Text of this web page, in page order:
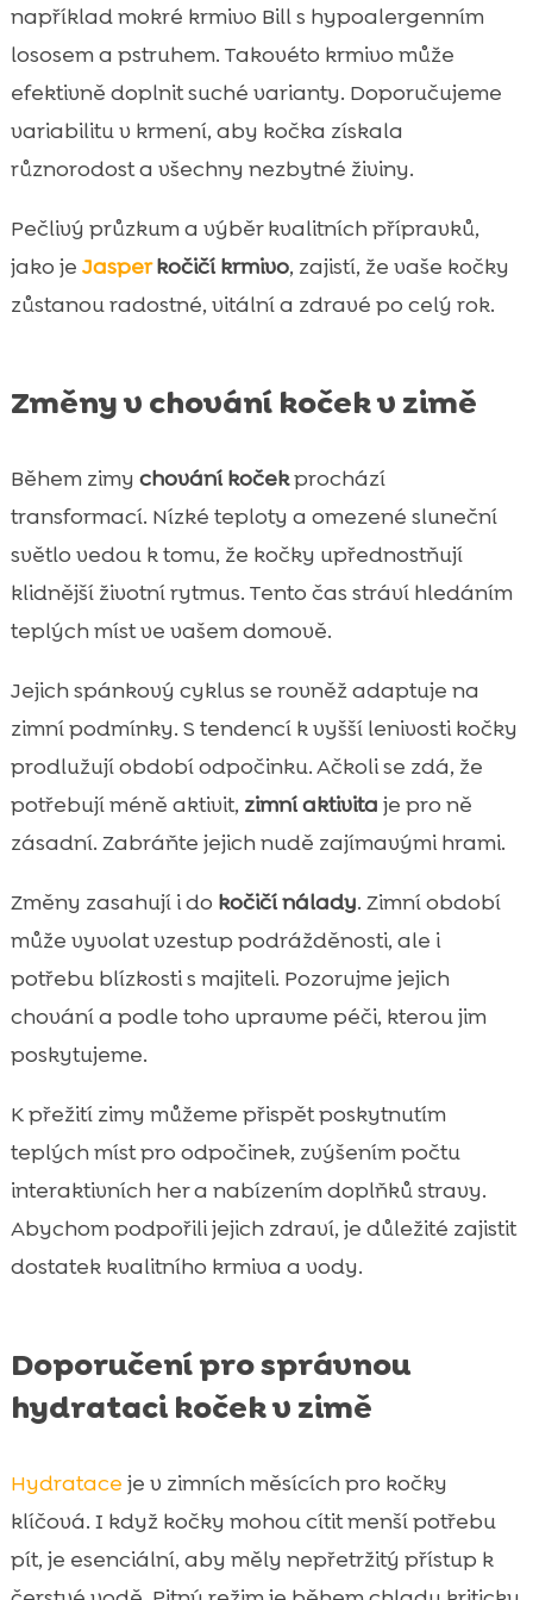
například mokré krmivo Bill s hypoalergenním
lososem a pstruhem. Takovéto krmivo může
efektivně doplnit suché varianty. Doporučujeme
variabilitu v krmení, aby kočka získala
různorodost a všechny nezbytné živiny.
Pečlivý průzkum a výběr kvalitních přípravků,
jako je Jasperkočičí krmivo, zajistí, že vaše kočky
zůstanou radostné, vitální a zdravé po celý rok.
Změny v chování koček v zimě
Během zimy chování kočekprochází
transformací. Nízké teploty a omezené sluneční
světlo vedou k tomu, že kočky upřednostňují
klidnější životní rytmus. Tento čas stráví hledáním
teplých míst ve vašem domově.
Jejich spánkový cyklus se rovněž adaptuje na
zimní podmínky. S tendencí k vyšší lenivosti kočky
prodlužují období odpočinku. Ačkoli se zdá, že
potřebují méně aktivit, zimní aktivita je pro ně
zásadní. Zabráňte jejich nudě zajímavými hrami.
Změny zasahují i do kočičí nálady. Zimní období
může vyvolat vzestup podrážděnosti, ale i
potřebu blízkosti s majiteli. Pozorujme jejich
chování a podle toho upravme péči, kterou jim
poskytujeme.
K přežití zimy můžeme přispět poskytnutím
teplých míst pro odpočinek, zvýšením počtu
interaktivních her a nabízením doplňků stravy.
Abychom podpořili jejich zdraví, je důležité zajistit
dostatek kvalitního krmiva a vody.
Doporučení pro správnou
hydrataci koček v zimě
Hydratace je v zimních měsících pro kočky
klíčová. I když kočky mohou cítit menší potřebu
pít, je esenciální, aby měly nepřetržitý přístup k